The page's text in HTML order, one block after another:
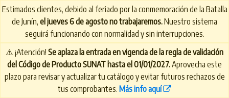
Estimados clientes, debido al feriado por la conmemoración de la Batalla
de Junín, el jueves 6 de agosto no trabajaremos.Nuestro sistema
seguirá funcionando con normalidad y sin interrupciones.
⚠️ ¡Atención! Se aplaza la entrada en vigencia de la regla de validación
del Código de Producto SUNAT hasta el 01/01/2027.Aprovecha este
plazo para revisar y actualizar tu catálogo y evitar futuros rechazos de
tus comprobantes. Más info aquí